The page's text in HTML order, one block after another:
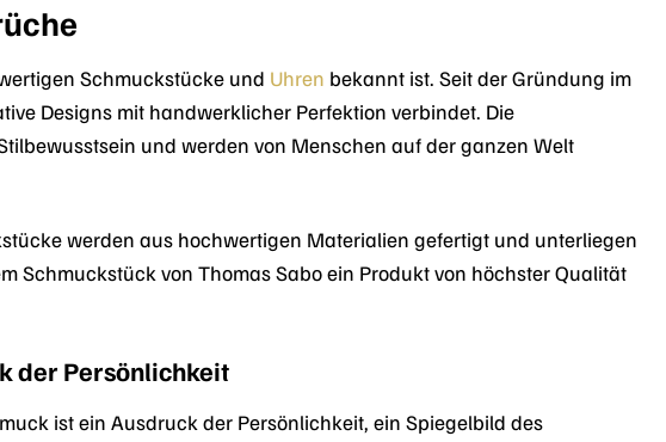
Schmuckstücke und Uhren bekannt ist. Seit der Gründung im
Designs mit handwerklicher Perfektion verbindet. Die
und werden von Menschen auf der ganzen Welt
werden aus hochwertigen Materialien gefertigt und unterliegen
Schmuckstück von Thomas Sabo ein Produkt von höchster Qualität
der Persönlichkeit
ist ein Ausdruck der Persönlichkeit, ein Spiegelbild des